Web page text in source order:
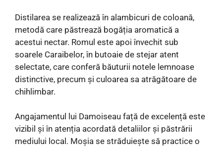
Distilarea se realizează în alambicuri de coloană,
metodă care păstrează bogăția aromatică a
acestui nectar. Romul este apoi învechit sub
soarele Caraibelor, în butoaie de stejar atent
selectate, care conferă băuturii notele lemnoase
distinctive, precum și culoarea sa atrăgătoare de
chihlimbar.
Angajamentul lui Damoiseau față de excelență este
vizibil și în atenția acordată detaliilor și păstrării
mediului local. Moșia se străduiește să practice o